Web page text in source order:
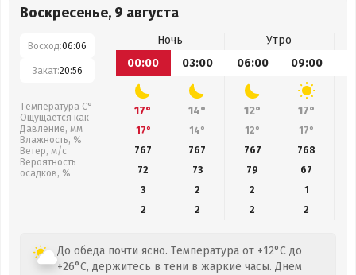
Воскресенье, 9 августа
Восход:06:06
Закат:20:56
Температура С°
Ощущается как
Давление, мм
Влажность, %
Ветер, м/с
Вероятность
осадков, %
Ночь
Утро
00:00
03:00 06:00 09:00
17° 14° 12° 17°
17° 14° 12° 17°
767
767 767 768
72
73 79 67
3
2 2
1
2
2 2 2
До обеда почти ясно. Температура от +12°C до
+26°C, держитесь в тени в жаркие часы. Днем